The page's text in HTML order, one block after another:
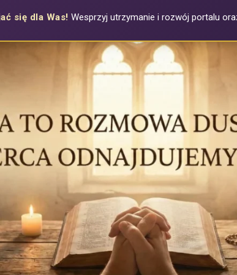
się dla Was! Wesprzyj utrzymanie i rozwój portalu